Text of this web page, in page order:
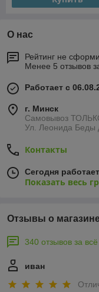
О нас
Рейтинг не
Менее 5 отзывов
Работает с
г. Минск
Самовывоз
Ул. Леонида Беды
Контакты
Сегодня
Показать весь
Отзывы о
340 отзывов за
иван